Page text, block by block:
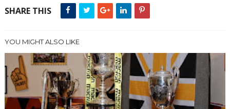
SHARE THIS
YOU MIGHT ALSO LIKE